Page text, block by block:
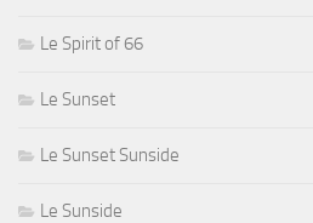
Le Spirit of 66
Le Sunset
Le Sunset Sunside
Le Sunside